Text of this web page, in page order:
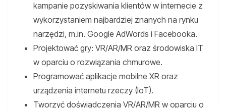
kampanie pozyskiwania klientów w internecie z
wykorzystaniem najbardziej znanych na rynku
narzędzi, m.in. Google AdWords i Facebooka.
Projektować gry: VR/AR/MR oraz środowiska IT
w oparciu o rozwiązania chmurowe.
Programować aplikacje mobilne XR oraz
urządzenia internetu rzeczy (IoT).
Tworzyć doświadczenia VR/AR/MR w oparciu o